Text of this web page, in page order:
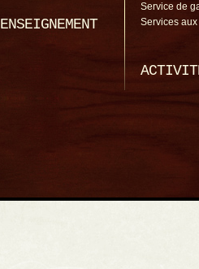
ENSEIGNEMENT
Service de
Services